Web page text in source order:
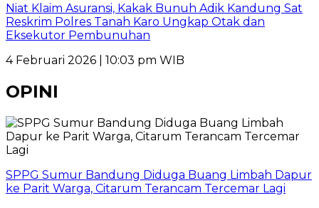
Niat Klaim Asuransi, Kakak Bunuh Adik Kandung Sat
Reskrim Polres Tanah Karo Ungkap Otak dan
Eksekutor Pembunuhan
4 Februari 2026 | 10:03 pm WIB
OPINI
SPPG Sumur Bandung Diduga Buang Limbah Dapur
ke Parit Warga, Citarum Terancam Tercemar Lagi